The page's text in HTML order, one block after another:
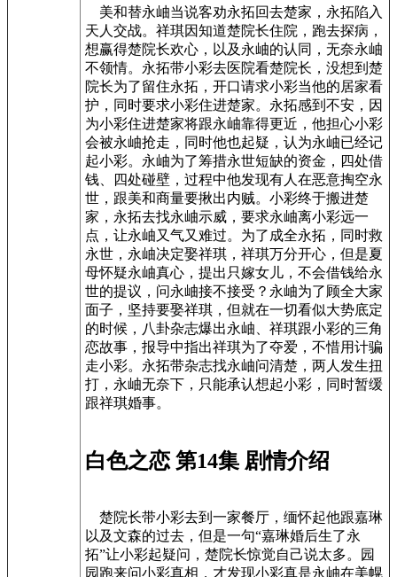
美和替永岫当说客劝永拓回去楚家，永拓陷入
天人交战。祥琪因知道楚院长住院，跑去探病，
想赢得楚院长欢心，以及永岫的认同，无奈永岫
不领情。永拓带小彩去医院看楚院长，没想到楚
院长为了留住永拓，开口请求小彩当他的居家看
护，同时要求小彩住进楚家。永拓感到不安，因
为小彩住进楚家将跟永岫靠得更近，他担心小彩
会被永岫抢走，同时他也起疑，认为永岫已经记
起小彩。永岫为了筹措永世短缺的资金，四处借
钱、四处碰壁，过程中他发现有人在恶意掏空永
世，跟美和商量要揪出内贼。小彩终于搬进楚
家，永拓去找永岫示威，要求永岫离小彩远一
点，让永岫又气又难过。为了成全永拓，同时救
永世，永岫决定娶祥琪，祥琪万分开心，但是夏
母怀疑永岫真心，提出只嫁女儿，不会借钱给永
世的提议，问永岫接不接受？永岫为了顾全大家
面子，坚持要娶祥琪，但就在一切看似大势底定
的时候，八卦杂志爆出永岫、祥琪跟小彩的三角
恋故事，报导中指出祥琪为了夺爱，不惜用计骗
走小彩。永拓带杂志找永岫问清楚，两人发生扭
打，永岫无奈下，只能承认想起小彩，同时暂缓
跟祥琪婚事。
白色之恋 第14集 剧情介绍
楚院长带小彩去到一家餐厅，缅怀起他跟嘉琳
以及文森的过去，但是一句“嘉琳婚后生了永
拓”让小彩起疑问，楚院长惊觉自己说太多。园
园跑来问小彩真相，才发现小彩真是永岫在美幌